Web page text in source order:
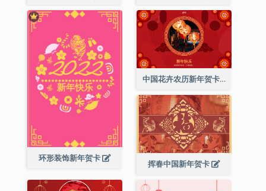
环形装饰新年贺卡
中国花卉农历新年贺卡
挥春中国新年贺卡